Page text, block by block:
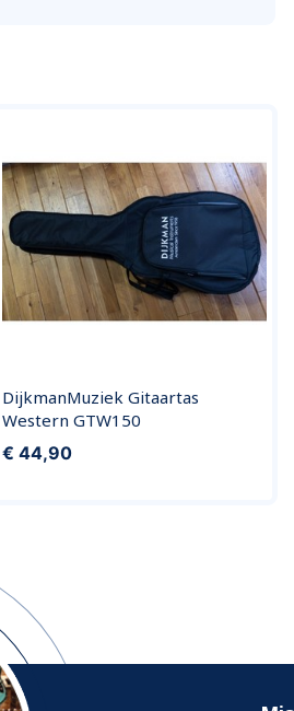
DijkmanMuziek Gitaartas
Western GTW150
€ 44,90